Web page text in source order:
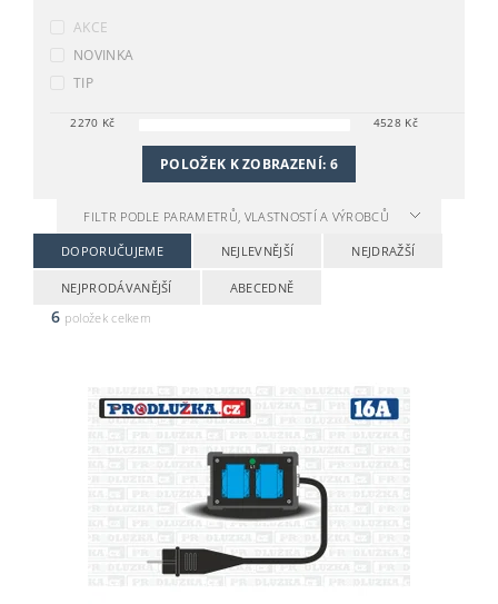
AKCE
NOVINKA
TIP
2270 Kč 4528 Kč
POLOŽEK K ZOBRAZENÍ: 6
FILTR PODLE PARAMETRŮ, VLASTNOSTÍ A VÝROBCŮ
DOPORUČUJEME NEJLEVNĚJŠÍ NEJDRAŽŠÍ
NEJPRODÁVANĚJŠÍ ABECEDNĚ
6 položek celkem